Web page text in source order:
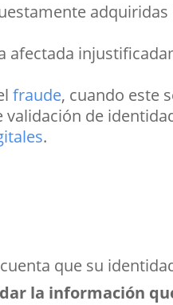
afectada
fraude, cuando este
de
.
que su
la información